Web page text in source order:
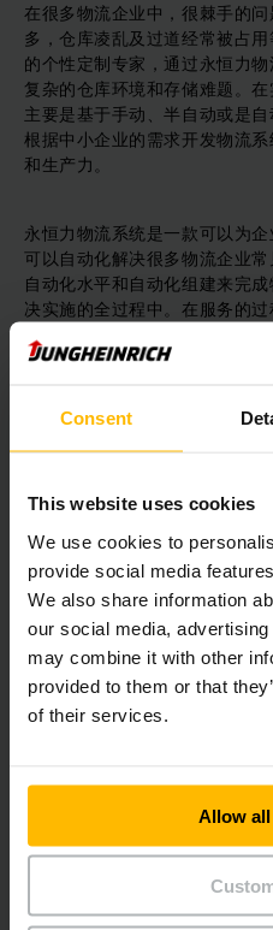
Consent
This website uses cookies
We use cookies to
provide social media
We also share information
our social media,
may combine it with other
provided to them or that
of their services.
Allow
在很多物流企业中，很棘手的
多，仓库凌乱及过道经常被占
的个性定制专家，通过永恒力
复杂的仓库环境和存储难题。
主要是基于手动、半自动或是
根据中小企业的需求开发物流
和生产力。
永恒力物流系统是一款可以为
可以自动化解决很多物流企业
自动化水平和自动化组建来完
决实施的全过程中。在服务的
仓库自动化，包括物流仓库的
等。
永恒力物流系统是一款基于人
的相互作用的系统软件，对于很
性化的仓库建设和实施方案。
开销大的企业及仓库杂乱的物
果。另外，有了整个系统的介
题也就迎刃而解。
目前，永恒力物流系统已经帮
架陈列等问题，而且在合作期
为物流企业提供全面的售后服
率，创造更多的价值，才能在物
Download Image